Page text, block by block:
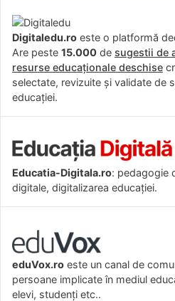
Digitaledu.ro este o platformă
Are peste 15.000 de sugestii de
resurse educaționale deschise
selectate, revizuite și validate de
educației.
Educatia-Digitala.ro: pedagogie
digitale, digitalizarea educației.
eduVox.ro este un canal de
persoane implicate în mediul
elevi, studenți etc..